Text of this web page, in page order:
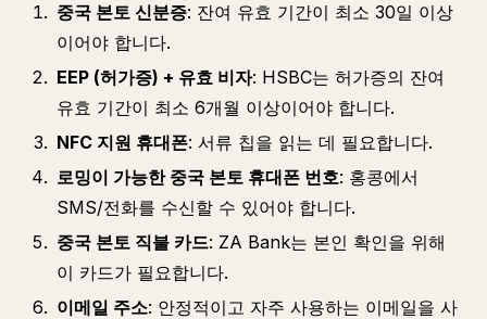
중국 본토 신분증: 잔여 유효 기간이 최소 30일 이상
이어야 합니다.
EEP (허가증) + 유효 비자: HSBC는 허가증의 잔여
유효 기간이 최소 6개월 이상이어야 합니다.
NFC 지원 휴대폰: 서류 칩을 읽는 데 필요합니다.
로밍이 가능한 중국 본토 휴대폰 번호: 홍콩에서
SMS/전화를 수신할 수 있어야 합니다.
중국 본토 직불 카드: ZA Bank는 본인 확인을 위해
이 카드가 필요합니다.
이메일 주소: 안정적이고 자주 사용하는 이메일을 사